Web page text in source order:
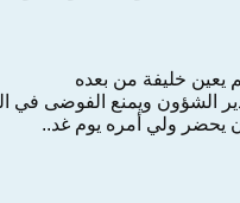
يعين خليفة من بعده
الشؤون ويمنع الفوضى في
يحضر ولي أمره يوم غد..